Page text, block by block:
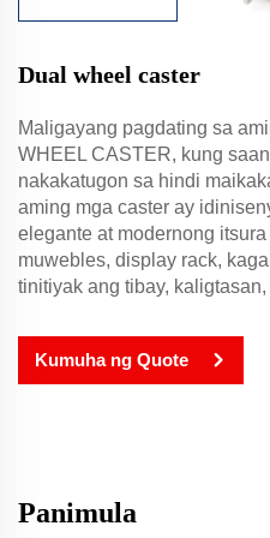
Dual wheel caster
Maligayang pagdating sa
WHEEL CASTER, kung
nakakatugon sa hindi
aming mga caster ay
elegante at modernong
muwebles, display rack,
tinitiyak ang tibay,
Kumuha ng Quote
Panimula